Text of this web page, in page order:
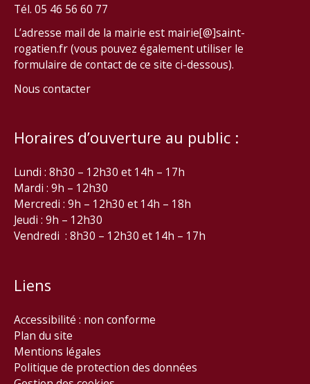
Tél. 05 46 56 60 77
L’adresse mail de la mairie est mairie[@]saint-
rogatien.fr (vous pouvez également utiliser le
formulaire de contact de ce site ci-dessous).
Nous contacter
Horaires d’ouverture au public :
Lundi : 8h30 – 12h30 et 14h – 17h
Mardi : 9h – 12h30
Mercredi : 9h – 12h30 et 14h – 18h
Jeudi : 9h – 12h30
Vendredi : 8h30 – 12h30 et 14h – 17h
Liens
Accessibilité : non conforme
Plan du site
Mentions légales
Politique de protection des données